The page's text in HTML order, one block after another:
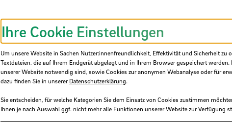
Ihre Cookie Einstellungen
Um unsere Website in Sachen Nutzer:innenfreundlichkeit, Effektivität und Sicherheit zu
Textdateien, die auf Ihrem Endgerät abgelegt und in Ihrem Browser gespeichert
unserer Website notwendig sind, sowie Cookies zur anonymen Webanalyse oder für
dazu finden Sie in unsererDatenschutzerklärung.
Sie entscheiden, für welche Kategorien Sie dem Einsatz von Cookies zustimmen
Ihnen je nach Auswahl ggf. nicht mehr alle Funktionen unserer Website zur Verfügung